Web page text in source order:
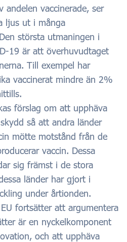
andelen vaccinerade, ser
ljus ut i många
största utmaningen i
19 är att överhuvudtaget
Till exempel har
vaccinerat mindre än 2%
förslag om att upphäva
så att andra länder
mötte motstånd från de
vaccin. Dessa
sig främst i de stora
länder har gjort i
under årtionden.
fortsätter att argumentera
är en nyckelkomponent
och att upphäva